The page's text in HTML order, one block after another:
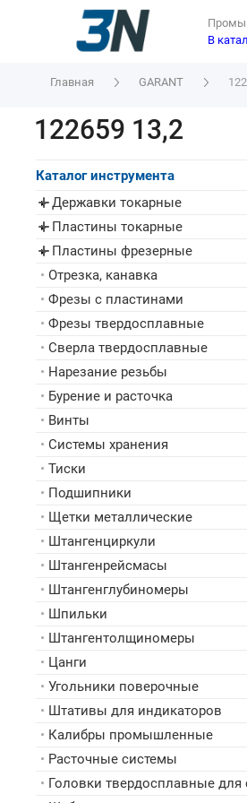
В
Главная GARANT
122659 13,2
Каталог инструмента
▸ Державки токарные
▸ Пластины токарные
▸ Пластины фрезерные
• Отрезка, канавка
• Фрезы с пластинами
• Фрезы твердосплавные
• Сверла твердосплавные
• Нарезание резьбы
• Бурение и расточка
• Винты
• Системы хранения
• Тиски
• Подшипники
• Щетки металлические
• Штангенциркули
• Штангенрейсмасы
• Штангенглубиномеры
• Шпильки
• Штангентолщиномеры
• Цанги
• Угольники поверочные
• Штативы для индикаторов
• Калибры промышленные
• Расточные системы
• Головки твердосплавные для